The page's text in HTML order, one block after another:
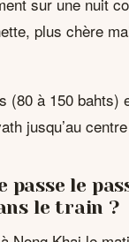
plus chère
(80 à 150 bahts)
jusqu’au
passe le
le train ?